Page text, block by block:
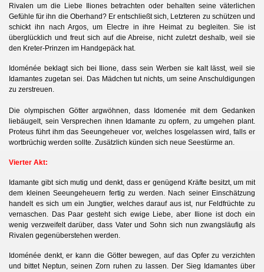
Rivalen um die Liebe Iliones betrachten oder behalten seine väterlichen
Gefühle für ihn die Oberhand? Er entschließt sich, Letzteren zu schützen und
schickt ihn nach Argos, um Electre in ihre Heimat zu begleiten. Sie ist
überglücklich und freut sich auf die Abreise, nicht zuletzt deshalb, weil sie
den Kreter-Prinzen im Handgepäck hat.
Idoménée beklagt sich bei Ilione, dass sein Werben sie kalt lässt, weil sie
Idamantes zugetan sei. Das Mädchen tut nichts, um seine Anschuldigungen
zu zerstreuen.
Die olympischen Götter argwöhnen, dass Idomenée mit dem Gedanken
liebäugelt, sein Versprechen ihnen Idamante zu opfern, zu umgehen plant.
Proteus führt ihm das Seeungeheuer vor, welches losgelassen wird, falls er
wortbrüchig werden sollte. Zusätzlich künden sich neue Seestürme an.
Vierter Akt:
Idamante gibt sich mutig und denkt, dass er genügend Kräfte besitzt, um mit
dem kleinen Seeungeheuern fertig zu werden. Nach seiner Einschätzung
handelt es sich um ein Jungtier, welches darauf aus ist, nur Feldfrüchte zu
vernaschen. Das Paar gesteht sich ewige Liebe, aber Ilione ist doch ein
wenig verzweifelt darüber, dass Vater und Sohn sich nun zwangsläufig als
Rivalen gegenüberstehen werden.
Idoménée denkt, er kann die Götter bewegen, auf das Opfer zu verzichten
und bittet Neptun, seinen Zorn ruhen zu lassen. Der Sieg Idamantes über